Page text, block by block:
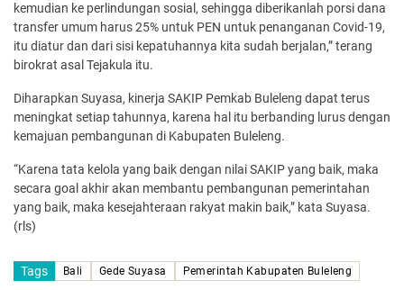
kemudian ke perlindungan sosial, sehingga diberikanlah porsi dana
transfer umum harus 25% untuk PEN untuk penanganan Covid-19,
itu diatur dan dari sisi kepatuhannya kita sudah berjalan,” terang
birokrat asal Tejakula itu.
Diharapkan Suyasa, kinerja SAKIP Pemkab Buleleng dapat terus
meningkat setiap tahunnya, karena hal itu berbanding lurus dengan
kemajuan pembangunan di Kabupaten Buleleng.
“Karena tata kelola yang baik dengan nilai SAKIP yang baik, maka
secara goal akhir akan membantu pembangunan pemerintahan
yang baik, maka kesejahteraan rakyat makin baik,” kata Suyasa.
(rls)
Tags Bali Gede Suyasa Pemerintah Kabupaten Buleleng